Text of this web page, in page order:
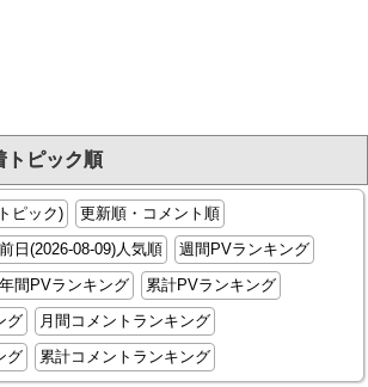
トピック順
ピック)
更新順・コメント順
前日(2026-08-09)人気順
週間PVランキング
年間PVランキング
累計PVランキング
グ
月間コメントランキング
グ
累計コメントランキング